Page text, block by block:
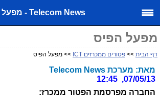
Telecom News - מפעל הפיס
מפעל הפיס
דף הבית >> פטורים ממכרזים ICT >> מפעל הפיס
מאת: מערכת Telecom News
07/05/13, 12:45
החברה מפרסמת הפטור ממכרז: